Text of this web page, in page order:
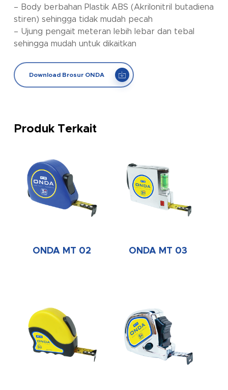
– Body berbahan Plastik ABS (Akrilonitril butadiena
stiren) sehingga tidak mudah pecah
– Ujung pengait meteran lebih lebar dan tebal
sehingga mudah untuk dikaitkan
Download Brosur ONDA
Produk Terkait
ONDA MT 02 ONDA MT 03